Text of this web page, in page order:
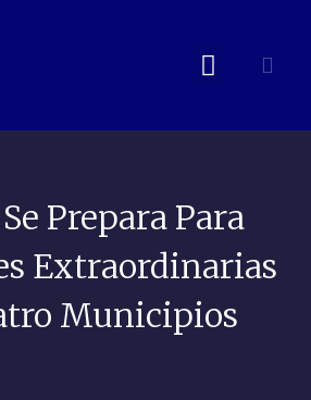
Prepara Para
Extraordinarias
Municipios